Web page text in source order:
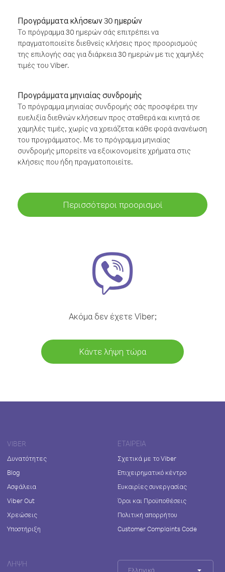
Προγράμματα κλήσεων 30 ημερών
Το πρόγραμμα 30 ημερών σάς επιτρέπει να
πραγματοποιείτε διεθνείς κλήσεις προς προορισμούς
της επιλογής σας για διάρκεια 30 ημερών με τις χαμηλές
τιμές του Viber.
Προγράμματα μηνιαίας συνδρομής
Το πρόγραμμα μηνιαίας συνδρομής σάς προσφέρει την
ευελιξία διεθνών κλήσεων προς σταθερά και κινητά σε
χαμηλές τιμές, χωρίς να χρειάζεται κάθε φορά ανανέωση
του προγράμματος. Με το πρόγραμμα μηνιαίας
συνδρομής μπορείτε να εξοικονομείτε χρήματα στις
κλήσεις που ήδη πραγματοποιείτε.
Περισσότεροι προορισμοί
Ακόμα δεν έχετε Viber;
Κάντε λήψη τώρα
VIBER
Δυνατότητες
Blog
Ασφάλεια
Viber Out
Χρεώσεις
Υποστήριξη
ΕΤΑΙΡΕΊΑ
Σχετικά με το Viber
Επιχειρηματικό κέντρο
Ευκαιρίες συνεργασίας
Όροι και Προϋποθέσεις
Πολιτική απορρήτου
Customer Complaints Code
ΛΉΨΗ
Ελληνικά